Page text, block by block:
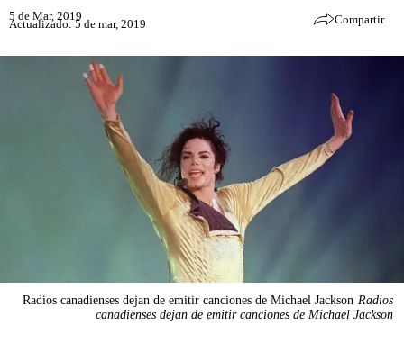
5 de Mar, 2019
Actualizado: 5 de mar, 2019 Compartir
Radios canadienses dejan de emitir canciones de Michael Jackson Radios
canadienses dejan de emitir canciones de Michael Jackson